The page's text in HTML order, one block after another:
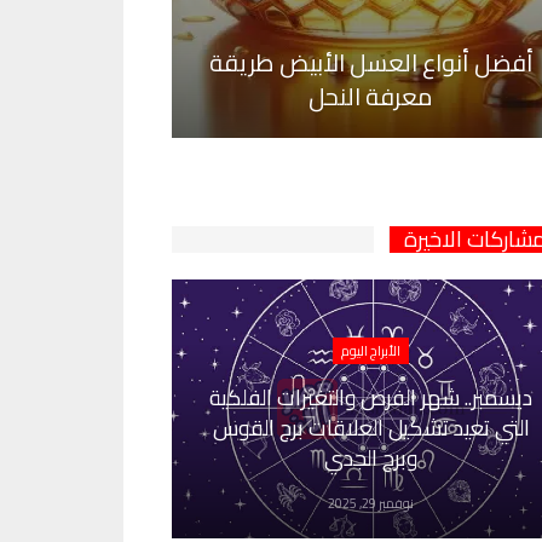
أفضل أنواع العسل الأبيض طريقة
معرفة النحل
الاخيرة
الأبراج اليوم
ديسمبر.. شهر الفرص والتغيرات الفلكية
التي تعيد تشكيل العلاقات برج القوس
وبرج الجدي
نوفمبر 29, 2025